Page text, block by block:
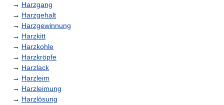
→ Harzgang
→ Harzgehalt
→ Harzgewinnung
→ Harzkitt
→ Harzkohle
→ Harzkröpfe
→ Harzlack
→ Harzleim
→ Harzleimung
→ Harzlösung